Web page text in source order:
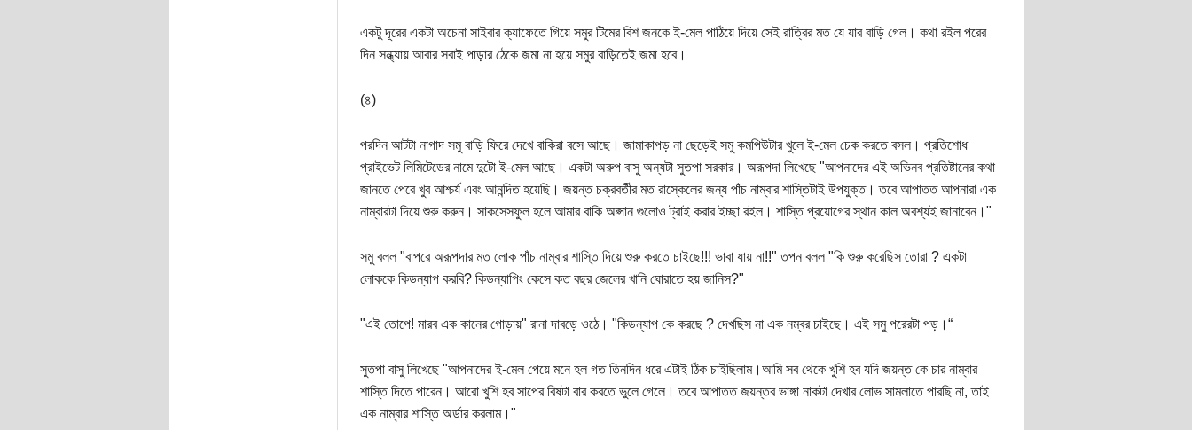
একটু দূরের একটা অচেনা সাইবার ক্যাফেতে গিয়ে সমুর টিমের বিশ জনকে ই-মেল পাঠিয়ে দিয়ে সেই রাত্রির মত যে যার বাড়ি গেল। কথা রইল পরের
দিন সন্ধ্যায় আবার সবাই পাড়ার ঠেকে জমা না হয়ে সমুর বাড়িতেই জমা হবে।
(৪)
পরদিন আটটা নাগাদ সমু বাড়ি ফিরে দেখে বাকিরা বসে আছে। জামাকাপড় না ছেড়েই সমু কমপিউটার খুলে ই-মেল চেক করতে বসল। প্রতিশোধ
প্রাইভেট লিমিটেডের নামে দুটো ই-মেল আছে। একটা অরুপ বাসু অন্যটা সুতপা সরকার। অরূপদা লিখেছে "আপনাদের এই অভিনব প্রতিষ্টানের কথা
জানতে পেরে খুব আশ্চর্য এবং আনন্দিত হয়েছি। জয়ন্ত চক্রবর্তীর মত রাস্কেলের জন্য পাঁচ নাম্বার শাস্তিটাই উপযুক্ত। তবে আপাতত আপনারা এক
নাম্বারটা দিয়ে শুরু করুন। সাকসেসফুল হলে আমার বাকি অপ্সান গুলোও ট্রাই করার ইচ্ছা রইল। শাস্তি প্রয়োগের স্থান কাল অবশ্যই জানাবেন।"
সমু বলল "বাপরে অরূপদার মত লোক পাঁচ নাম্বার শাস্তি দিয়ে শুরু করতে চাইছে!!! ভাবা যায় না!!" তপন বলল "কি শুরু করেছিস তোরা ? একটা
লোককে কিডন্যাপ করবি? কিডন্যাপিং কেসে কত বছর জেলের খানি ঘোরাতে হয় জানিস?"
"এই তোপে! মারব এক কানের গোড়ায়" রানা দাবড়ে ওঠে। "কিডন্যাপ কে করছে ? দেখছিস না এক নম্বর চাইছে। এই সমু পরেরটা পড়।“
সুতপা বাসু লিখেছে "আপনাদের ই-মেল পেয়ে মনে হল গত তিনদিন ধরে এটাই ঠিক চাইছিলাম।আমি সব থেকে খুশি হব যদি জয়ন্ত কে চার নাম্বার
শাস্তি দিতে পারেন। আরো খুশি হব সাপের বিষটা বার করতে ভুলে গেলে। তবে আপাতত জয়ন্তর ভাঙ্গা নাকটা দেখার লোভ সামলাতে পারছি না, তাই
এক নাম্বার শাস্তি অর্ডার করলাম।"